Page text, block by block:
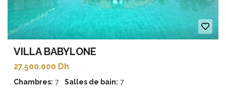
VILLA BABYLONE
27.500.000 Dh
Chambres: 7 Salles de bain: 7